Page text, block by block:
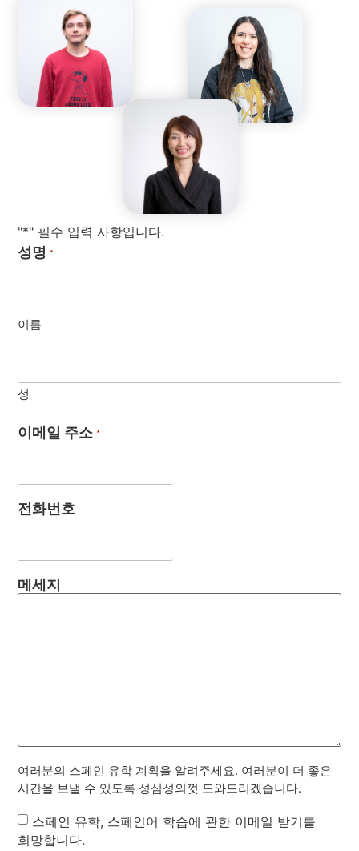
"*" 필수 입력 사항입니다.
성명 *
이름
성
이메일 주소 *
전화번호
메세지
여러분의 스페인 유학 계획을 알려주세요. 여러분이 더 좋은
시간을 보낼 수 있도록 성심성의껏 도와드리겠습니다.
Newsletter
스페인 유학, 스페인어 학습에 관한 이메일 받기를
희망합니다.